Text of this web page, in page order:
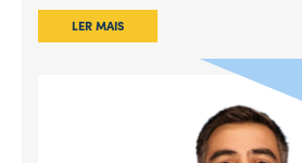
LER MAIS